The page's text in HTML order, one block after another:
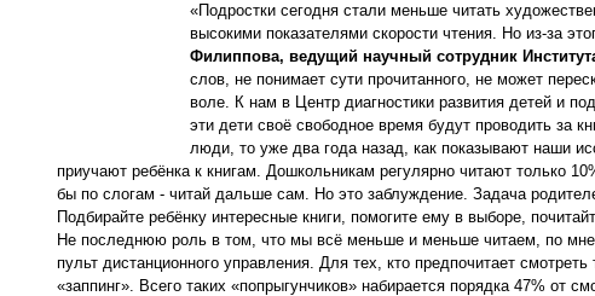
«Подростки сегодня стали меньше читать
высокими показателями скорости чтения. Но из-за
Филиппова, ведущий научный сотрудник
слов, не понимает сути прочитанного, не может
воле. К нам в Центр диагностики развития детей и
эти дети своё свободное время будут проводить за
люди, то уже два года назад, как показывают наши
приучают ребёнка к книгам. Дошкольникам регулярно читают только
бы по слогам - читай дальше сам. Но это заблуждение. Задача
Подбирайте ребёнку интересные книги, помогите ему в выборе,
Не последнюю роль в том, что мы всё меньше и меньше читаем, по
пульт дистанционного управления. Для тех, кто предпочитает
«заппинг». Всего таких «попрыгунчиков» набирается порядка 47% от